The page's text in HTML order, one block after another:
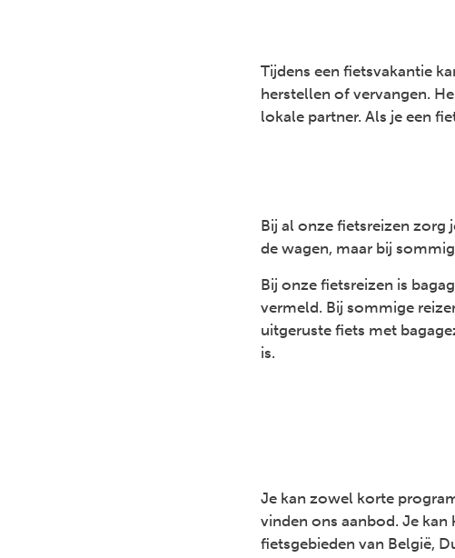
Tijdens een fietsvakantie
herstellen of vervangen.
lokale partner. Als je een
Bij al onze fietsreizen zorg
de wagen, maar bij
Bij onze fietsreizen is
vermeld. Bij sommige
uitgeruste fiets met
is.
Je kan zowel korte
vinden ons aanbod. Je
fietsgebieden van België,